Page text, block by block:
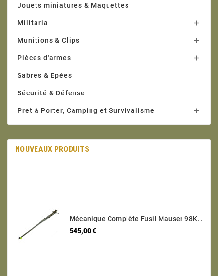
Jouets miniatures & Maquettes
Militaria 
Munitions & Clips 
Pièces d'armes 
Sabres & Epées
Sécurité & Défense
Pret à Porter, Camping et Survivalisme 
NOUVEAUX PRODUITS
Mécanique Complète Fusil Mauser 98K Code 243 - 1940 Calibre 8 X 57 Numéro 2406
545,00 €Prix